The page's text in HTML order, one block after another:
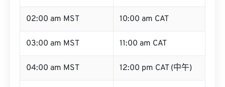
02:00 am MST 10:00 am CAT
03:00 am MST 11:00 am CAT
04:00 am MST 12:00 pm CAT (中午)